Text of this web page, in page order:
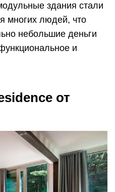
здания стали
многих людей, что
небольшие деньги
и
от